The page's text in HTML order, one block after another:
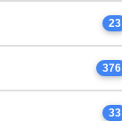
23
376
33